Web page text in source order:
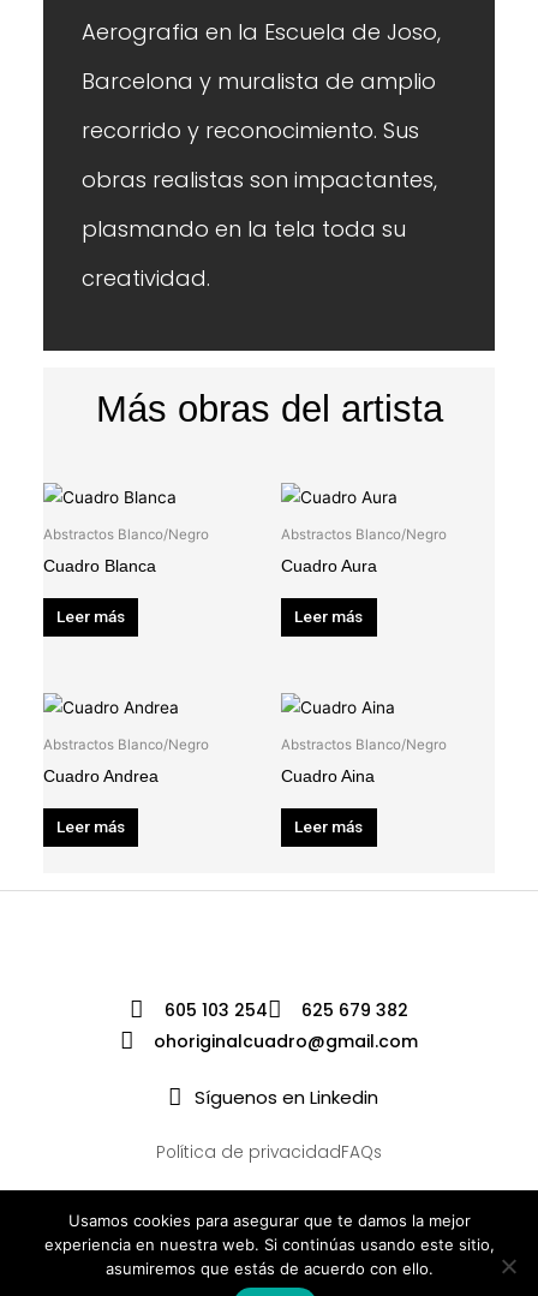
Aerografia en la Escuela de Joso,
Barcelona y muralista de amplio
recorrido y reconocimiento. Sus
obras realistas son impactantes,
plasmando en la tela toda su
creatividad.
Más obras del artista
Abstractos Blanco/Negro
Cuadro Blanca
Leer más
Abstractos Blanco/Negro
Cuadro Aura
Leer más
Abstractos Blanco/Negro
Cuadro Andrea
Leer más
Abstractos Blanco/Negro
Cuadro Aina
Leer más
605 103 254
625 679 382
ohoriginalcuadro@gmail.com
Síguenos en Linkedin
Política de privacidadFAQs
Usamos cookies para asegurar que te damos la mejor
experiencia en nuestra web. Si continúas usando este sitio,
asumiremos que estás de acuerdo con ello.